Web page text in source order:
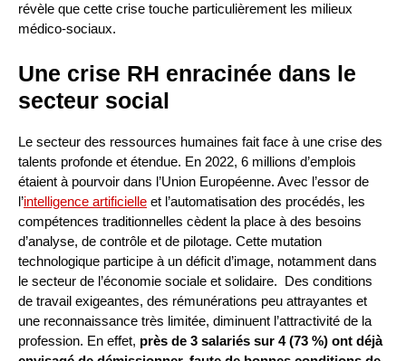
révèle que cette crise touche particulièrement les milieux
médico-sociaux.
Une crise RH enracinée dans le
secteur social
Le secteur des ressources humaines fait face à une crise des
talents profonde et étendue. En 2022, 6 millions d’emplois
étaient à pourvoir dans l’Union Européenne. Avec l’essor de
l’intelligence artificielle et l’automatisation des procédés, les
compétences traditionnelles cèdent la place à des besoins
d’analyse, de contrôle et de pilotage. Cette mutation
technologique participe à un déficit d’image, notamment dans
le secteur de l’économie sociale et solidaire. Des conditions
de travail exigeantes, des rémunérations peu attrayantes et
une reconnaissance très limitée, diminuent l’attractivité de la
profession. En effet, près de 3 salariés sur 4 (73 %) ont déjà